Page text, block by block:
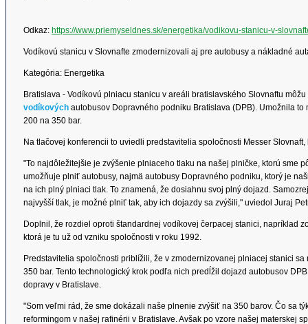
Odkaz: https://www.priemyseldnes.sk/energetika/vodikovu-stanicu-v-
Vodíkovú stanicu v Slovnafte zmodernizovali aj pre autobusy a nákladné
Kategória: Energetika
Bratislava - Vodíkovú plniacu stanicu v areáli bratislavského Slovnaftu
vodíkových autobusov Dopravného podniku Bratislava (DPB). Umožnila
200 na 350 bar.
Na tlačovej konferencii to uviedli predstavitelia spoločnosti Messer
"To najdôležitejšie je zvýšenie plniaceho tlaku na našej plničke, ktorú sme
umožňuje plniť autobusy, najmä autobusy Dopravného podniku, ktorý je
na ich plný plniaci tlak. To znamená, že dosiahnu svoj plný dojazd.
najvyšší tlak, je možné plniť tak, aby ich dojazdy sa zvýšili," uviedol Juraj
Doplnil, že rozdiel oproti štandardnej vodíkovej čerpacej stanici, napríklad
ktorá je tu už od vzniku spoločnosti v roku 1992.
Predstavitelia spoločnosti priblížili, že v zmodernizovanej plniacej stanici
350 bar. Tento technologický krok podľa nich predĺžil dojazd autobusov
dopravy v Bratislave.
"Som veľmi rád, že sme dokázali naše plnenie zvýšiť na 350 barov. Čo sa
reformingom v našej rafinérii v Bratislave. Avšak po vzore našej materskej